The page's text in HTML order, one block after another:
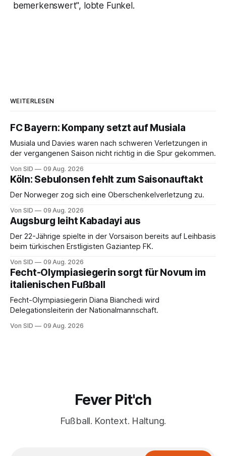
bemerkenswert", lobte Funkel.
WEITERLESEN
FC Bayern: Kompany setzt auf Musiala
Musiala und Davies waren nach schweren Verletzungen in
der vergangenen Saison nicht richtig in die Spur gekommen.
Von SID 09 Aug. 2026
Köln: Sebulonsen fehlt zum Saisonauftakt
Der Norweger zog sich eine Oberschenkelverletzung zu.
Von SID 09 Aug. 2026
Augsburg leiht Kabadayi aus
Der 22-Jährige spielte in der Vorsaison bereits auf Leihbasis
beim türkischen Erstligisten Gaziantep FK.
Von SID 09 Aug. 2026
Fecht-Olympiasiegerin sorgt für Novum im
italienischen Fußball
Fecht-Olympiasiegerin Diana Bianchedi wird
Delegationsleiterin der Nationalmannschaft.
Von SID 09 Aug. 2026
Fever Pit'ch
Fußball. Kontext. Haltung.